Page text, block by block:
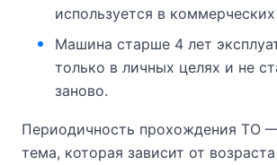
используется в
Машина старше 4 лет
только в личных целях и не
заново.
Периодичность прохождения ТО
тема, которая зависит от